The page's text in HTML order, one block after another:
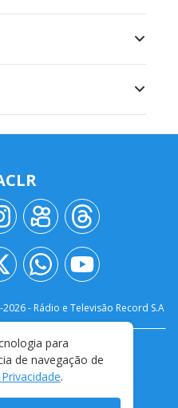
2026- Rádio e Televisão Record S.A
PRIVACIDADE
DE USO
para
de navegação de
.